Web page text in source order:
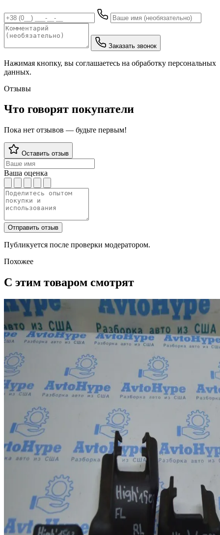
Заказать звонок
Нажимая кнопку, вы соглашаетесь на обработку персональных
данных.
Отзывы
Что говорят покупатели
Пока нет отзывов — будьте первым!
Оставить отзыв
Ваша оценка
Отправить отзыв
Публикуется после проверки модератором.
Похожее
С этим товаром смотрят